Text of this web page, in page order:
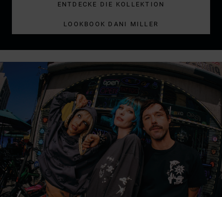
ENTDECKE DIE KOLLEKTION
LOOKBOOK DANI MILLER